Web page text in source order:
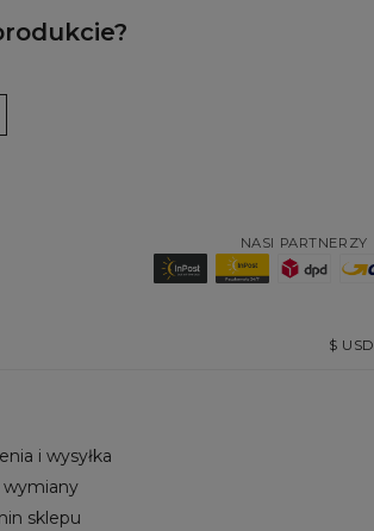
NASI PARTNERZY
$ USD
i wysyłka
sklepu